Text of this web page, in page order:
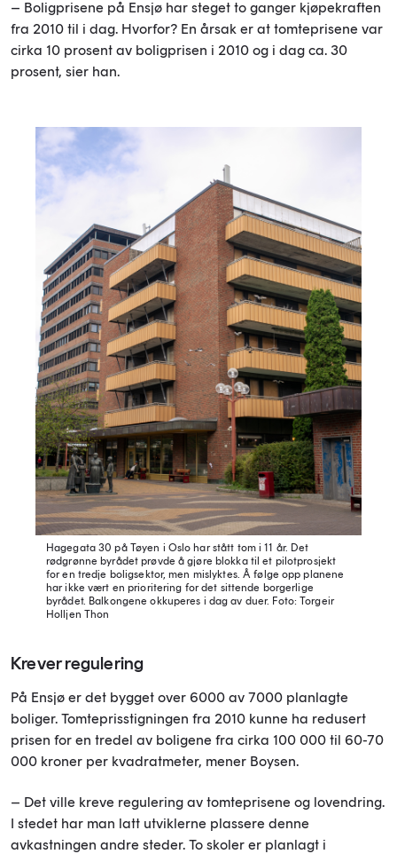
– Boligprisene på Ensjø har steget to ganger kjøpekraften
fra 2010 til i dag. Hvorfor? En årsak er at tomteprisene var
cirka 10 prosent av boligprisen i 2010 og i dag ca. 30
prosent, sier han.
Hagegata 30 på Tøyen i Oslo har stått tom i 11 år. Det
rødgrønne byrådet prøvde å gjøre blokka til et pilotprosjekt
for en tredje boligsektor, men mislyktes. Å følge opp planene
har ikke vært en prioritering for det sittende borgerlige
byrådet. Balkongene okkuperes i dag av duer. Foto: Torgeir
Holljen Thon
Krever regulering
På Ensjø er det bygget over 6000 av 7000 planlagte
boliger. Tomteprisstigningen fra 2010 kunne ha redusert
prisen for en tredel av boligene fra cirka 100 000 til 60-70
000 kroner per kvadratmeter, mener Boysen.
– Det ville kreve regulering av tomteprisene og lovendring.
I stedet har man latt utviklerne plassere denne
avkastningen andre steder. To skoler er planlagt i